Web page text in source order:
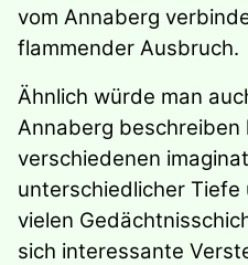
vom Annaberg
flammender Ausbruch.
Ähnlich würde man
Annaberg beschreiben
verschiedenen
unterschiedlicher Tiefe
vielen
sich interessante